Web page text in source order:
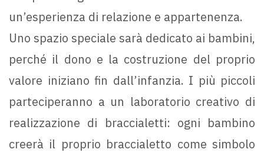
un’esperienza di relazione e appartenenza.
Uno spazio speciale sarà dedicato ai bambini,
perché il dono e la costruzione del proprio
valore iniziano fin dall’infanzia. I più piccoli
parteciperanno a un laboratorio creativo di
realizzazione di braccialetti: ogni bambino
creerà il proprio braccialetto come simbolo